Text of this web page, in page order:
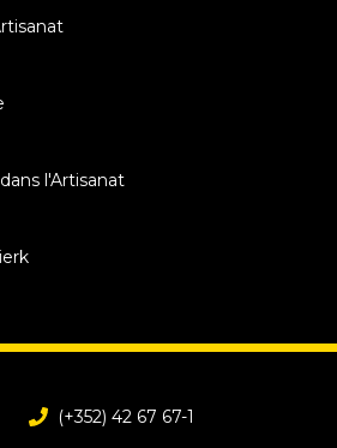
l'Artisanat
(+352) 42 67 67-1